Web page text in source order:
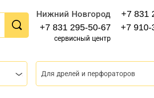
Нижний Новгород
+7 831 295-50-67
сервисный центр
+7 831
+7 910-
Для дрелей и перфораторов